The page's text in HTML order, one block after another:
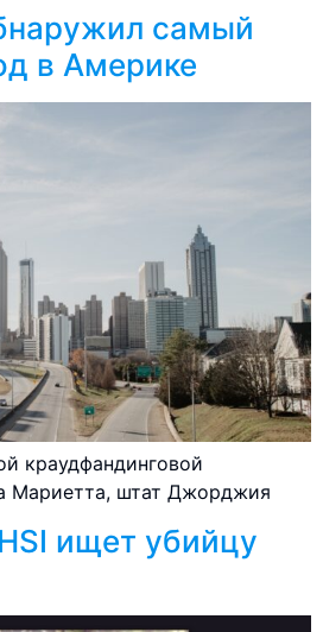
самый
в Америке
краудфандинговой
Мариетта, штат Джорджия
ищет убийцу